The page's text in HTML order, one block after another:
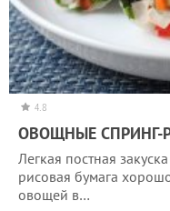
4.8
ОВОЩНЫЕ СПРИНГ-
Легкая постная
рисовая бумага
овощей в…